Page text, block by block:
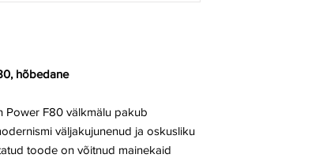
hõbedane
Power F80 välkmälu pakub
väljakujunenud ja oskusliku
toode on võitnud mainekaid